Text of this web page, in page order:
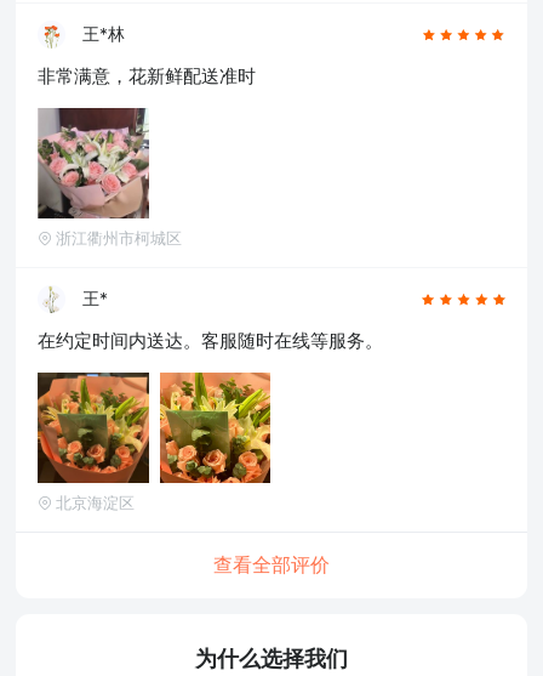
王*林
非常满意，花新鲜配送准时
浙江衢州市柯城区
王*
在约定时间内送达。客服随时在线等服务。
北京海淀区
查看全部评价
为什么选择我们